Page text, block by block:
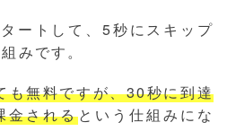
ートして、5秒にスキップ
みです。
も無料ですが、30秒に到達
金されるという仕組みにな